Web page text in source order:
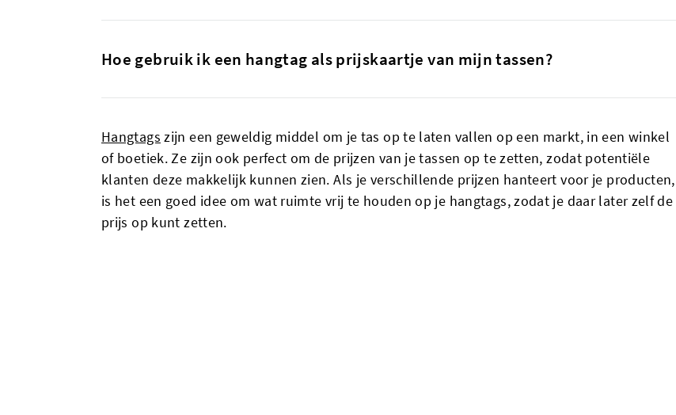
Hoe gebruik ik een hangtag als prijskaartje van mijn tassen?
Hangtags zijn een geweldig middel om je tas op te laten vallen op een markt, in een winkel
of boetiek. Ze zijn ook perfect om de prijzen van je tassen op te zetten, zodat potentiële
klanten deze makkelijk kunnen zien. Als je verschillende prijzen hanteert voor je producten,
is het een goed idee om wat ruimte vrij te houden op je hangtags, zodat je daar later zelf de
prijs op kunt zetten.